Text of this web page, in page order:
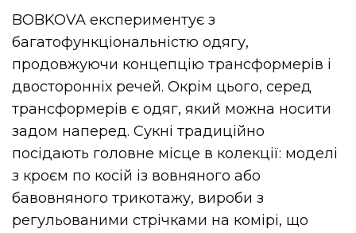
BOBKOVA експериментує з
багатофункціональністю одягу,
продовжуючи концепцію трансформерів і
двосторонніх речей. Окрім цього, серед
трансформерів є одяг, який можна носити
задом наперед. Сукні традиційно
посідають головне місце в колекції: моделі
з кроєм по косій із вовняного або
бавовняного трикотажу, вироби з
регульованими стрічками на комірі, що